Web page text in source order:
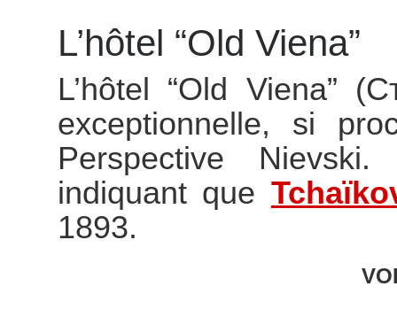
L’hôtel “Old Viena”
L’hôtel “Old Viena”
exceptionnelle, si
Perspective
indiquant que
1893.